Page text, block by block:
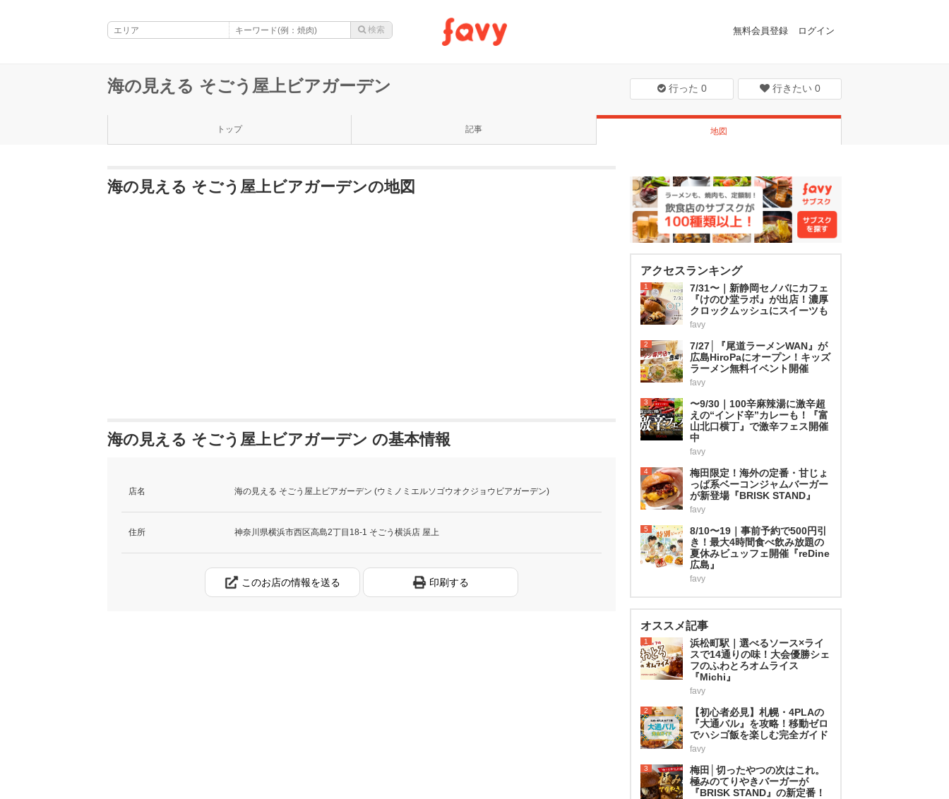
無料会員登録 ログイン
海の見える そごう屋上ビアガーデン 行った 0 行きたい 0
トップ 記事 地図
海の見える そごう屋上ビアガーデンの地図
海の見える そごう屋上ビアガーデン の基本情報
店名 海の見える そごう屋上ビアガーデン (ウミノミエルソゴウオクジョウビアガーデン)
住所 神奈川県横浜市西区高島2丁目18-1 そごう横浜店 屋上
このお店の情報を送る 印刷する
アクセスランキング
1
7/31〜｜新静岡セノバにカフェ
『けのひ堂ラボ』が出店！濃厚
クロックムッシュにスイーツも
favy
2
7/27│『尾道ラーメンWAN』が
広島HiroPaにオープン！キッズ
ラーメン無料イベント開催
favy
3
〜9/30｜100辛麻辣湯に激辛超
えの“インド辛”カレーも！『富
山北口横丁』で激辛フェス開催
中
favy
4
梅田限定！海外の定番・甘じょ
っぱ系ベーコンジャムバーガー
が新登場『BRISK STAND』
favy
5
8/10〜19｜事前予約で500円引
き！最大4時間食べ飲み放題の
夏休みビュッフェ開催『reDine
広島』
favy
オススメ記事
1
浜松町駅｜選べるソース×ライ
スで14通りの味！大会優勝シェ
フのふわとろオムライス
『Michi』
favy
2
【初心者必見】札幌・4PLAの
『大通バル』を攻略！移動ゼロ
でハシゴ飯を楽しむ完全ガイド
favy
3
梅田│切ったやつの次はこれ。
極みのてりやきバーガーが
『BRISK STAND』の新定番！